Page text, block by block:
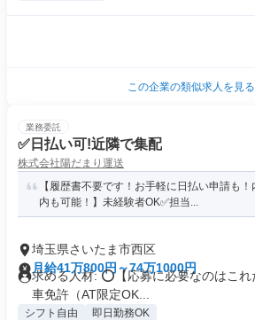
この企業の類似求人を見る
業務委託
✅日払い可!近隣で集配
株式会社陽だまり運送
【履歴書不要です！お手軽に日払い申請も
内も可能！】未経験者OK✅担当...
埼玉県さいたま市西区
月給41万800円～74万1000円
求める人材: ⭕️【応募に必要なのはこれ
車免許（AT限定OK...
シフト自由 即日勤務OK